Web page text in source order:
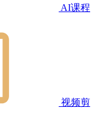
AI课程
视频剪